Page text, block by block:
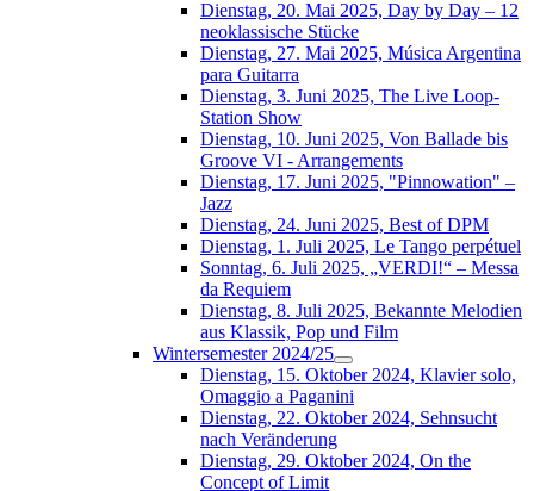
Dienstag, 20. Mai 2025, Day by Day – 12
neoklassische Stücke
Dienstag, 27. Mai 2025, Música Argentina
para Guitarra
Dienstag, 3. Juni 2025, The Live Loop-
Station Show
Dienstag, 10. Juni 2025, Von Ballade bis
Groove VI - Arrangements
Dienstag, 17. Juni 2025, "Pinnowation" –
Jazz
Dienstag, 24. Juni 2025, Best of DPM
Dienstag, 1. Juli 2025, Le Tango perpétuel
Sonntag, 6. Juli 2025, „VERDI!“ – Messa
da Requiem
Dienstag, 8. Juli 2025, Bekannte Melodien
aus Klassik, Pop und Film
Wintersemester 2024/25
Dienstag, 15. Oktober 2024, Klavier solo,
Omaggio a Paganini
Dienstag, 22. Oktober 2024, Sehnsucht
nach Veränderung
Dienstag, 29. Oktober 2024, On the
Concept of Limit